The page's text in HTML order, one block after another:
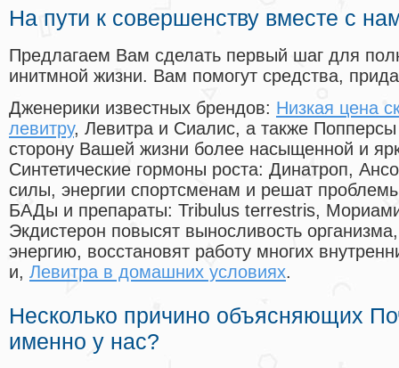
На пути к совершенству вместе с
Предлагаем Вам сделать первый шаг для
инитмной жизни. Вам помогут средства,
Дженерики известных брендов: Низкая цена
левитру, Левитра и Сиалис, а также
сторону Вашей жизни более насыщенной и
Синтетические гормоны роста: Динатроп,
силы, энергии спортсменам и решат
БАДы и препараты: Tribulus terrestris,
Экдистерон повысят выносливость
энергию, восстановят работу многих
и, Левитра в домашних условиях.
Несколько причино объясняющих
именно у нас?